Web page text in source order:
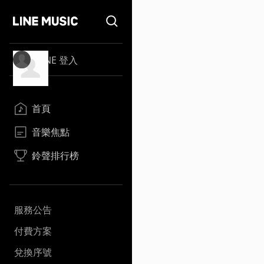
LINE 登入
首頁
音樂焦點
鈴聲排行榜
服務公告
付費方案
兌換序號